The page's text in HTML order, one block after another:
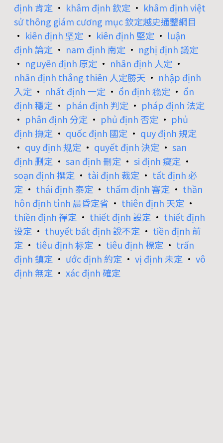
định 肯定 • khâm định 欽定 • khâm định việt
sử thông giám cương mục 欽定越史通鑒綱目
• kiên định 坚定 • kiên định 堅定 • luận
định 論定 • nam định 南定 • nghị định 議定
• nguyên định 原定 • nhân định 人定 •
nhân định thắng thiên 人定勝天 • nhập định
入定 • nhất định 一定 • ổn định 稳定 • ổn
định 穩定 • phán định 判定 • pháp định 法定
• phân định 分定 • phủ định 否定 • phủ
định 撫定 • quốc định 國定 • quy định 規定
• quy định 规定 • quyết định 決定 • san
định 删定 • san định 刪定 • si định 癡定 •
soạn định 撰定 • tài định 裁定 • tất định 必
定 • thái định 泰定 • thẩm định 審定 • thần
hôn định tỉnh 晨昏定省 • thiên định 天定 •
thiền định 禪定 • thiết định 設定 • thiết định
设定 • thuyết bất định 說不定 • tiền định 前
定 • tiêu định 标定 • tiêu định 標定 • trấn
định 鎮定 • ước định 約定 • vị định 未定 • vô
định 無定 • xác định 確定